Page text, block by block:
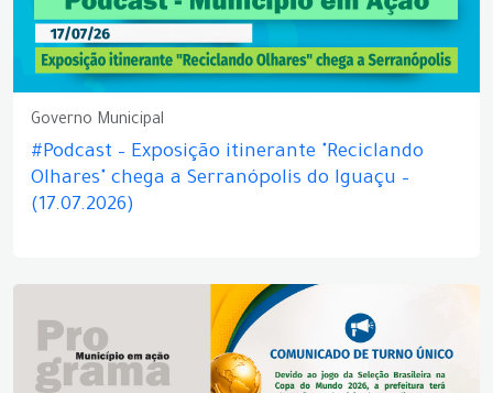
Governo Municipal
#Podcast – Exposição itinerante "Reciclando
Olhares" chega a Serranópolis do Iguaçu –
(17.07.2026)